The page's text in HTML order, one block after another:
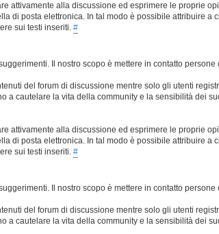
attivamente alla discussione ed esprimere le proprie
di posta elettronica. In tal modo è possibile attribuire
sui testi inseriti. #
Il nostro scopo è mettere in contatto
del forum di discussione mentre solo gli utenti
a cautelare la vita della community e la sensibilità dei
attivamente alla discussione ed esprimere le proprie
di posta elettronica. In tal modo è possibile attribuire
sui testi inseriti. #
Il nostro scopo è mettere in contatto
del forum di discussione mentre solo gli utenti
a cautelare la vita della community e la sensibilità dei